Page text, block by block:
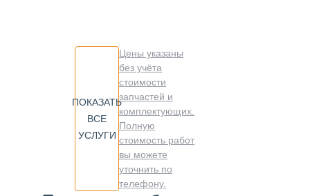
ПОКАЗАТЬ
ВСЕ
УСЛУГИ
Цены указаны
без учёта
стоимости
запчастей и
комплектующих.
Полную
стоимость работ
вы можете
уточнить по
телефону.